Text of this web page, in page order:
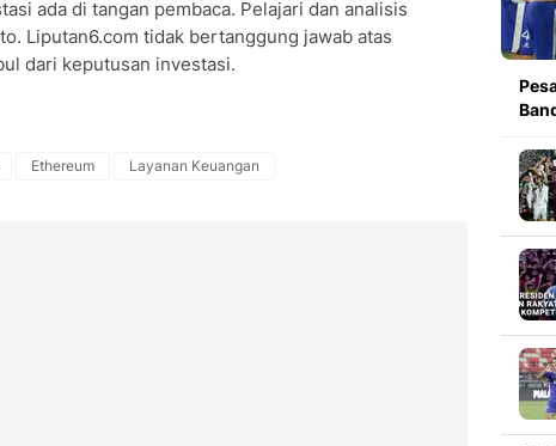
ada di tangan pembaca. Pelajari dan analisis
Liputan6.com tidak bertanggung jawab atas
dari keputusan investasi.
Ethereum Layanan Keuangan